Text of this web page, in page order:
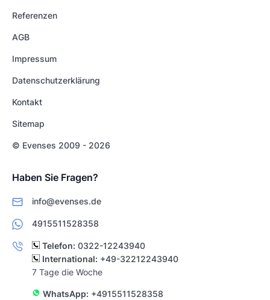
Referenzen
AGB
Impressum
Datenschutzerklärung
Kontakt
Sitemap
© Evenses 2009 - 2026
Haben Sie Fragen?
info@evenses.de
4915511528358
Telefon: 0322-12243940
International: +49-32212243940
7 Tage die Woche
WhatsApp: +4915511528358